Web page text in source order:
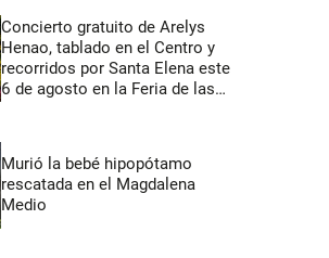
Concierto gratuito de Arelys
Henao, tablado en el Centro y
recorridos por Santa Elena este
6 de agosto en la Feria de las
Murió la bebé hipopótamo
rescatada en el Magdalena
Medio